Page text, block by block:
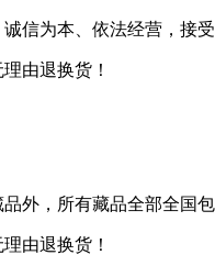
信为本、依法经营，接
由退换货！
外，所有藏品全部全国
由退换货！